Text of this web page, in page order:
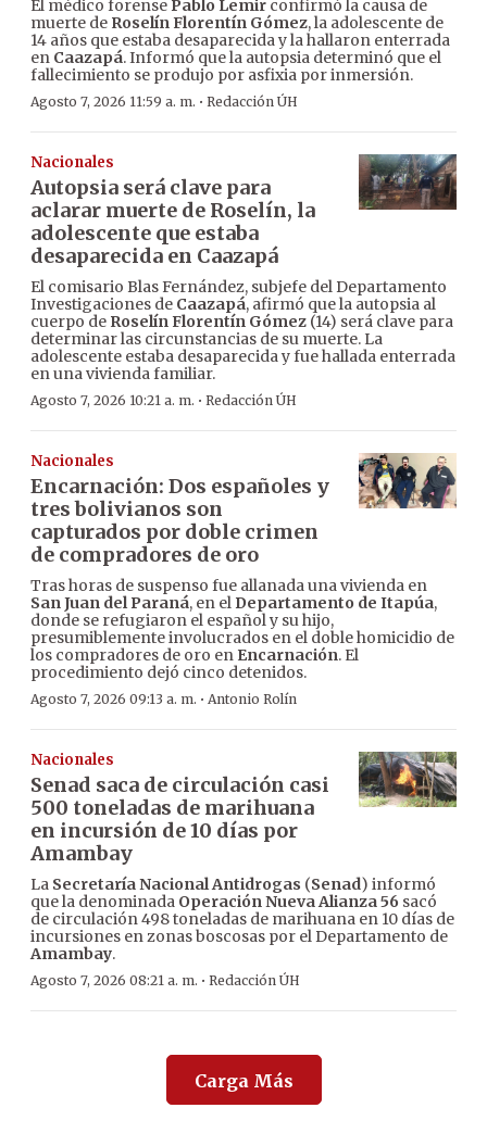
El médico forense Pablo Lemir confirmó la causa de
muerte de Roselín Florentín Gómez, la adolescente de
14 años que estaba desaparecida y la hallaron enterrada
en Caazapá. Informó que la autopsia determinó que el
fallecimiento se produjo por asfixia por inmersión.
Agosto 7, 2026 11:59 a. m. · Redacción ÚH
Nacionales
Autopsia será clave para
aclarar muerte de Roselín, la
adolescente que estaba
desaparecida en Caazapá
El comisario Blas Fernández, subjefe del Departamento
Investigaciones de Caazapá, afirmó que la autopsia al
cuerpo de Roselín Florentín Gómez (14) será clave para
determinar las circunstancias de su muerte. La
adolescente estaba desaparecida y fue hallada enterrada
en una vivienda familiar.
Agosto 7, 2026 10:21 a. m. · Redacción ÚH
Nacionales
Encarnación: Dos españoles y
tres bolivianos son
capturados por doble crimen
de compradores de oro
Tras horas de suspenso fue allanada una vivienda en
San Juan del Paraná, en el Departamento de Itapúa,
donde se refugiaron el español y su hijo,
presumiblemente involucrados en el doble homicidio de
los compradores de oro en Encarnación. El
procedimiento dejó cinco detenidos.
Agosto 7, 2026 09:13 a. m. · Antonio Rolín
Nacionales
Senad saca de circulación casi
500 toneladas de marihuana
en incursión de 10 días por
Amambay
La Secretaría Nacional Antidrogas (Senad) informó
que la denominada Operación Nueva Alianza 56 sacó
de circulación 498 toneladas de marihuana en 10 días de
incursiones en zonas boscosas por el Departamento de
Amambay.
Agosto 7, 2026 08:21 a. m. · Redacción ÚH
Carga Más